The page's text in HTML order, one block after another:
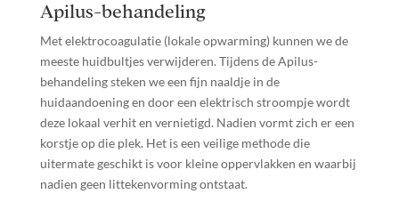
Apilus-behandeling
Met elektrocoagulatie (lokale opwarming) kunnen we de
meeste huidbultjes verwijderen. Tijdens de Apilus-
behandeling steken we een fijn naaldje in de
huidaandoening en door een elektrisch stroompje wordt
deze lokaal verhit en vernietigd. Nadien vormt zich er een
korstje op die plek. Het is een veilige methode die
uitermate geschikt is voor kleine oppervlakken en waarbij
nadien geen littekenvorming ontstaat.